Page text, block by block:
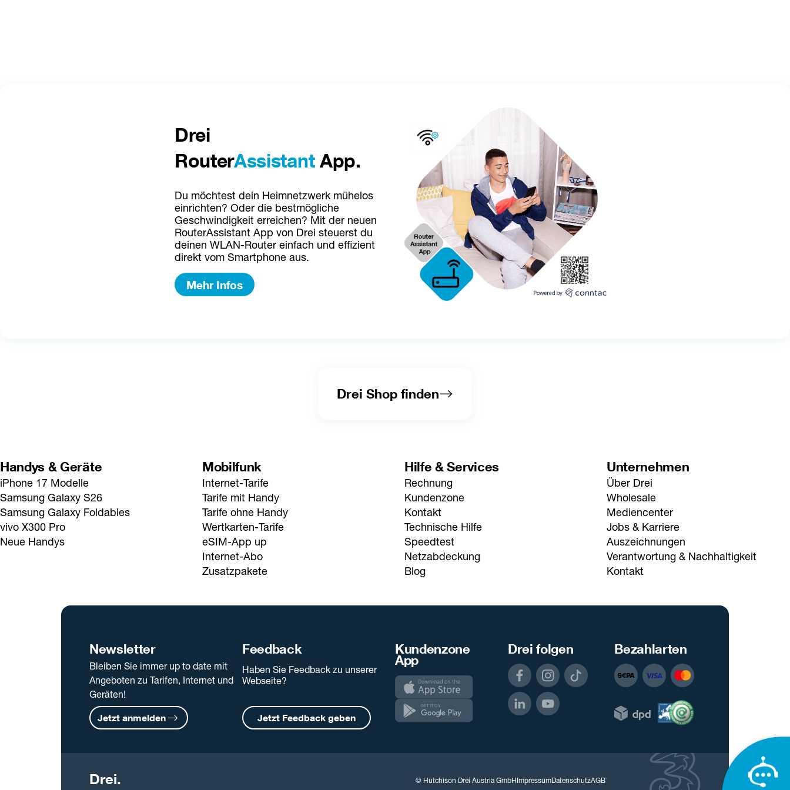
Drei
RouterAssistant App.
Du möchtest dein Heimnetzwerk mühelos
einrichten? Oder die bestmögliche
Geschwindigkeit erreichen? Mit der neuen
RouterAssistant App von Drei steuerst du
deinen WLAN-Router einfach und effizient
direkt vom Smartphone aus.
Mehr Infos
Drei Shop finden
Handys & Geräte
iPhone 17 Modelle
Samsung Galaxy S26
Samsung Galaxy Foldables
vivo X300 Pro
Neue Handys
Mobilfunk
Internet-Tarife
Tarife mit Handy
Tarife ohne Handy
Wertkarten-Tarife
eSIM-App up
Internet-Abo
Zusatzpakete
Hilfe & Services
Rechnung
Kundenzone
Kontakt
Technische Hilfe
Speedtest
Netzabdeckung
Blog
Unternehmen
Über Drei
Wholesale
Mediencenter
Jobs & Karriere
Auszeichnungen
Verantwortung & Nachhaltigkeit
Kontakt
Newsletter
Bleiben Sie immer up to date mit
Angeboten zu Tarifen, Internet und
Geräten!
Jetzt anmelden
Feedback
Haben Sie Feedback zu unserer
Webseite?
Jetzt Feedback geben
Kundenzone
App
Drei folgen Bezahlarten
Drei. © Hutchison Drei Austria GmbHImpressumDatenschutzAGB